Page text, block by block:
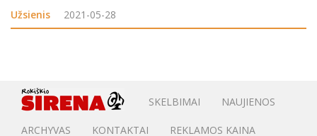
po ekonomikos ir inovacijų ministrės Aušrinės Armonaitė
susitikimo
Užsienis 2021-05-28
SKELBIMAI NAUJIENOS
ARCHYVAS KONTAKTAI REKLAMOS KAINA